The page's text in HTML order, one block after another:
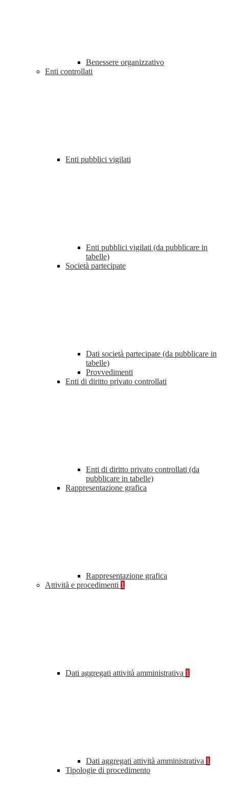
Benessere organizzativo
Enti controllati
Enti pubblici vigilati
Enti pubblici vigilati (da pubblicare in
tabelle)
Società partecipate
Dati società partecipate (da pubblicare in
tabelle)
Provvedimenti
Enti di diritto privato controllati
Enti di diritto privato controllati (da
pubblicare in tabelle)
Rappresentazione grafica
Rappresentazione grafica
Attività e procedimenti 1
Dati aggregati attività amministrativa 1
Dati aggregati attività amministrativa 1
Tipologie di procedimento